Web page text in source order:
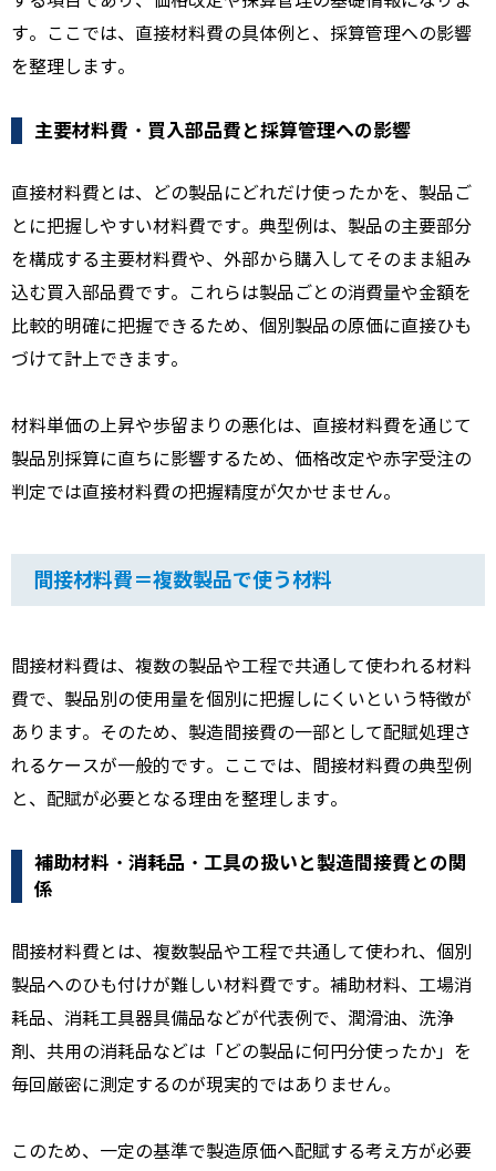
す。ここでは、直接材料費の具体例と、採算管理への影響
を整理します。
主要材料費・買入部品費と採算管理への影響
直接材料費とは、どの製品にどれだけ使ったかを、製品ご
とに把握しやすい材料費です。典型例は、製品の主要部分
を構成する主要材料費や、外部から購入してそのまま組み
込む買入部品費です。これらは製品ごとの消費量や金額を
比較的明確に把握できるため、個別製品の原価に直接ひも
づけて計上できます。
材料単価の上昇や歩留まりの悪化は、直接材料費を通じて
製品別採算に直ちに影響するため、価格改定や赤字受注の
判定では直接材料費の把握精度が欠かせません。
間接材料費＝複数製品で使う材料
間接材料費は、複数の製品や工程で共通して使われる材料
費で、製品別の使用量を個別に把握しにくいという特徴が
あります。そのため、製造間接費の一部として配賦処理さ
れるケースが一般的です。ここでは、間接材料費の典型例
と、配賦が必要となる理由を整理します。
補助材料・消耗品・工具の扱いと製造間接費との関
係
間接材料費とは、複数製品や工程で共通して使われ、個別
製品へのひも付けが難しい材料費です。補助材料、工場消
耗品、消耗工具器具備品などが代表例で、潤滑油、洗浄
剤、共用の消耗品などは「どの製品に何円分使ったか」を
毎回厳密に測定するのが現実的ではありません。
このため、一定の基準で製造原価へ配賦する考え方が必要